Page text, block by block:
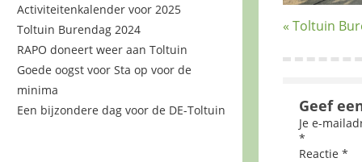
Activiteitenkalender voor 2025
Toltuin Burendag 2024
RAPO doneert weer aan Toltuin
Goede oogst voor Sta op voor de
minima
Een bijzondere dag voor de DE-Toltuin
« Toltuin
Geef
Je e-
*
Reactie *